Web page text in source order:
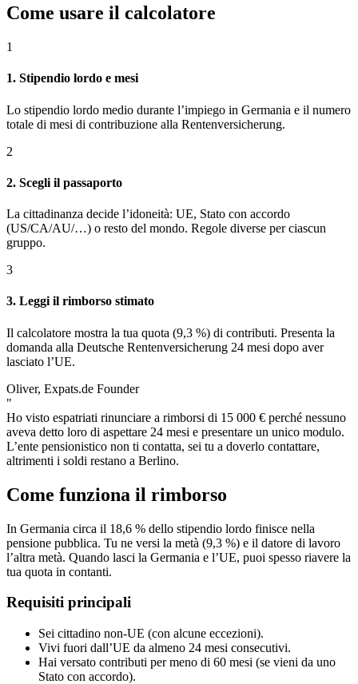
Come usare il calcolatore
1
1. Stipendio lordo e mesi
Lo stipendio lordo medio durante l’impiego in Germania e il numero
totale di mesi di contribuzione alla Rentenversicherung.
2
2. Scegli il passaporto
La cittadinanza decide l’idoneità: UE, Stato con accordo
(US/CA/AU/…) o resto del mondo. Regole diverse per ciascun
gruppo.
3
3. Leggi il rimborso stimato
Il calcolatore mostra la tua quota (9,3 %) di contributi. Presenta la
domanda alla Deutsche Rentenversicherung 24 mesi dopo aver
lasciato l’UE.
Oliver, Expats.de Founder
"
Ho visto espatriati rinunciare a rimborsi di 15 000 € perché nessuno
aveva detto loro di aspettare 24 mesi e presentare un unico modulo.
L’ente pensionistico non ti contatta, sei tu a doverlo contattare,
altrimenti i soldi restano a Berlino.
Come funziona il rimborso
In Germania circa il 18,6 % dello stipendio lordo finisce nella
pensione pubblica. Tu ne versi la metà (9,3 %) e il datore di lavoro
l’altra metà. Quando lasci la Germania e l’UE, puoi spesso riavere la
tua quota in contanti.
Requisiti principali
Sei cittadino non-UE (con alcune eccezioni).
Vivi fuori dall’UE da almeno 24 mesi consecutivi.
Hai versato contributi per meno di 60 mesi (se vieni da uno
Stato con accordo).